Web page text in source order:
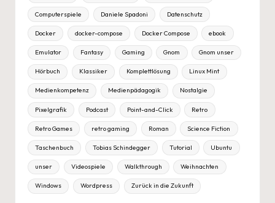
Computerspiele Daniele Spadoni Datenschutz
Docker docker-compose Docker Compose ebook
Emulator Fantasy Gaming Gnom Gnom unser
Hörbuch Klassiker Komplettlösung Linux Mint
Medienkompetenz Medienpädagogik Nostalgie
Pixelgrafik Podcast Point-and-Click Retro
Retro Games retro gaming Roman Science Fiction
Taschenbuch Tobias Schindegger Tutorial Ubuntu
unser Videospiele Walkthrough Weihnachten
Windows Wordpress Zurück in die Zukunft